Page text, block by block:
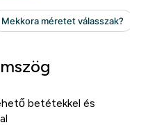
betétekkel és